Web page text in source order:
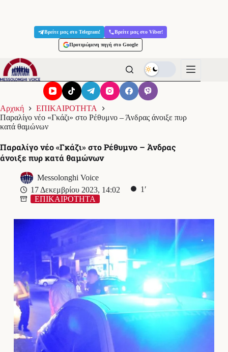
Βρείτε μας στο Telegram! Βρείτε μας στο Viber!
Προτιμώμενη πηγή στο Google
Αρχική
ΕΠΙΚΑΙΡΟΤΗΤΑ
Παραλίγο νέο «Γκάζι» στο Ρέθυμνο – Άνδρας άνοιξε πυρ
κατά θαμώνων
Παραλίγο νέο «Γκάζι» στο Ρέθυμνο – Άνδρας
άνοιξε πυρ κατά θαμώνων
Messolonghi Voice
17 Δεκεμβρίου 2023, 14:02
1′
ΕΠΙΚΑΙΡΟΤΗΤΑ